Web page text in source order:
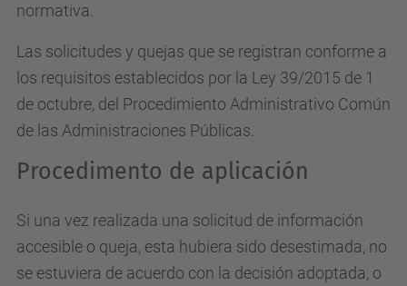
normativa.
Las solicitudes y quejas que se registran conforme a
los requisitos establecidos por la Ley 39/2015 de 1
de octubre, del Procedimiento Administrativo Común
de las Administraciones Públicas.
Procedimento de aplicación
Si una vez realizada una solicitud de información
accesible o queja, esta hubiera sido desestimada, no
se estuviera de acuerdo con la decisión adoptada, o